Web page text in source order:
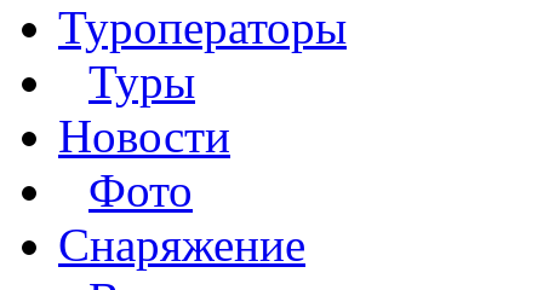
Туроператоры
Туры
Новости
Фото
Снаряжение